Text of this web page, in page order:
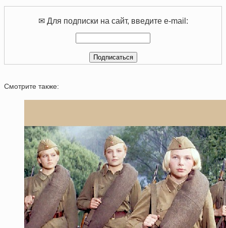
✉ Для подписки на сайт, введите e-mail:
Смотрите также: